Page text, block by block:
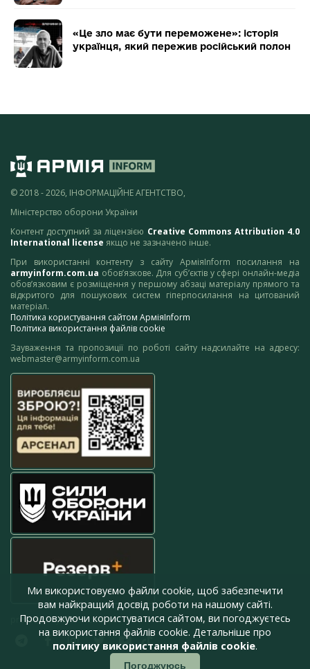
«Це зло має бути переможене»: історія
українця, який пережив російський полон
© 2018 - 2026, ІНФОРМАЦІЙНЕ АГЕНТСТВО,
Міністерство оборони України
Контент доступний за ліцензією Creative Commons Attribution 4.0
International license якщо не зазначено інше.
При використанні контенту з сайту АрміяInform посилання на
armyinform.com.ua обов’язкове. Для суб’єктів у сфері онлайн-медіа
обов’язковим є розміщення у першому абзаці матеріалу прямого та
відкритого для пошукових систем гіперпосилання на цитований
матеріал.
Політика користування сайтом АрміяInform
Політика використання файлів cookie
Зауваження та пропозиції по роботі сайту надсилайте на адресу:
webmaster@armyinform.com.ua
press@armyinform.com.ua
Ми використовуємо файли cookie, щоб забезпечити
вам найкращий досвід роботи на нашому сайті.
Продовжуючи користуватися сайтом, ви погоджуєтесь
на використання файлів cookie. Детальніше про
політику використання файлів cookie.
Погоджуюсь